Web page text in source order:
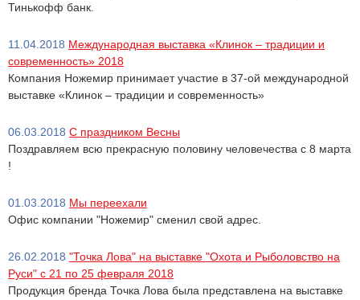
Тинькофф банк.
11.04.2018 Международная выставка «Клинок – традиции и
современность» 2018
Компания Ножемир принимает участие в 37-ой международной
выставке «Клинок – традиции и современность»
06.03.2018 С праздником Весны
Поздравляем всю прекрасную половину человечества с 8 марта
!
01.03.2018 Мы переехали
Офис компании "Ножемир" сменил свой адрес.
26.02.2018 "Точка Лова" на выставке "Охота и Рыболовство на
Руси" с 21 по 25 февраля 2018
Продукция бренда Точка Лова была представлена на выставке